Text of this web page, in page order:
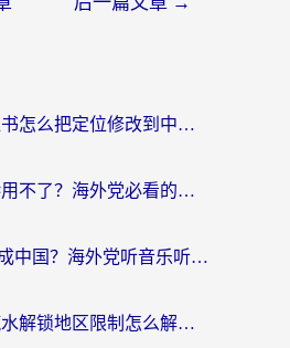
在意大利用小红书怎么把定位修改到中国国内？3个实用技巧+1个靠谱工具帮你搞定
咪咕体育在香港用不了？海外党必看的回国加速器选择指南（附3个真实场景解决方案）
网易云ip怎么改成中国？海外党听音乐听书的无痛解决方案
海外党必看：汽水解锁地区限制怎么解除？3招解决国内影音&生活服务难题